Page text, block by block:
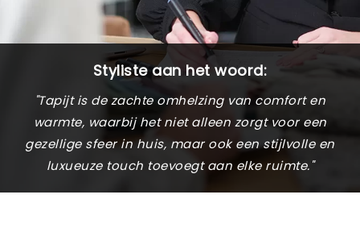
Styliste aan het woord:
"Tapijt is de zachte omhelzing van comfort en
warmte, waarbij het niet alleen zorgt voor een
gezellige sfeer in huis, maar ook een stijlvolle en
luxueuze touch toevoegt aan elke ruimte."